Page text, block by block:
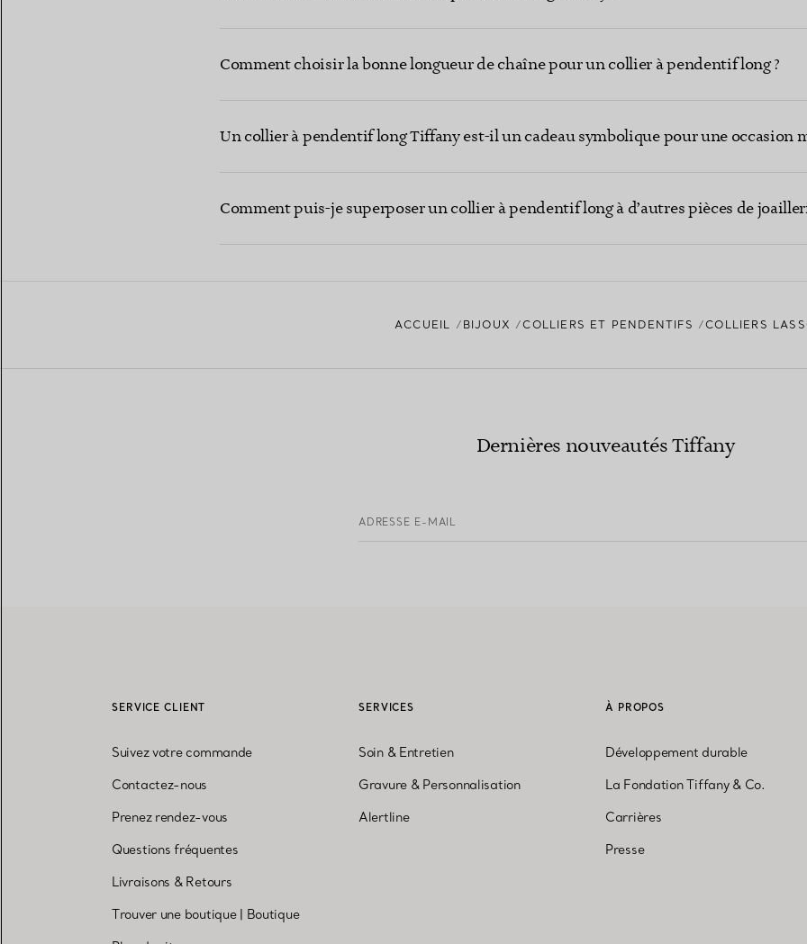
Comment choisir la bonne longueur de chaîne pour un collier à pendentif long ?
Un collier à pendentif long Tiffany est-il un cadeau symbolique pour une occasion
Comment puis-je superposer un collier à pendentif long à d’autres pièces de
ACCUEIL BIJOUX COLLIERS ET PENDENTIFS COLLIERS
Dernières nouveautés Tiffany
ADRESSE E-MAIL
SERVICE CLIENT
Suivez votre commande
Contactez-nous
Prenez rendez-vous
Questions fréquentes
Livraisons & Retours
Trouver une boutique|
Boutique
SERVICES
Soin & Entretien
Gravure & Personnalisation
Alertline
À PROPOS
Développement durable
La Fondation Tiffany & Co.
Carrières
Presse